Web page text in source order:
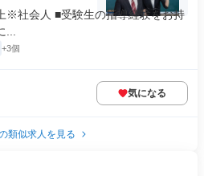
※社会人 ■受験生の指導経験をお持
+3個
気になる
類似求人を見る